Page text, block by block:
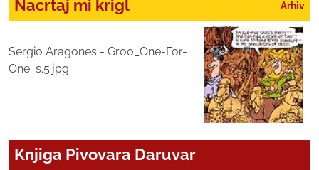
Arhiv
Nacrtaj mi krigl
Sergio Aragones - Groo_One-For-
One_s.5.jpg
Knjiga Pivovara Daruvar